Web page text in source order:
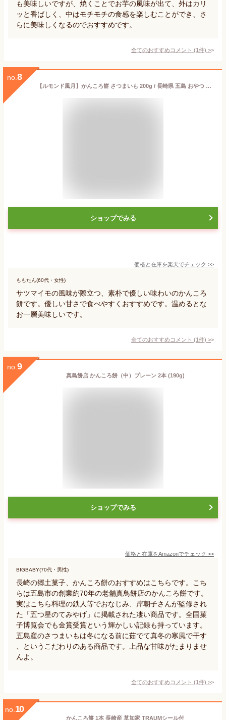
も美味しいですが、焼くことでお芋の風味が出て、外はカリ
ッと香ばしく、中はモチモチの食感を楽しむことができ、さ
らに美味しくなるのでおすすめです。
全てのおすすめコメント (1件) >
no. 8
【ルモンド風月】かんころ餅 さつまいも 200g / 長崎県 五島 おやつ 軽食 お土産 手みやげ デザート 和スイーツ かんころ餅 郷土食 伝統食 サツマイモ さつまいも いももち 餅
ショップでみる
価格と在庫を楽天でチェック >>
ももたん(60代・女性)
サツマイモの風味が際立つ、素朴で優しい味わいのかんころ
餅です。優しい甘さで食べやすくおすすめです。温めるとな
お一層美味しいです。
全てのおすすめコメント (1件) >
no. 9
真鳥餅店 かんころ餅（中）プレーン 2本 (190g)
ショップでみる
価格と在庫をAmazonでチェック >>
BIGBABY(70代・男性)
長崎の郷土菓子、かんころ餅のおすすめはこちらです。こち
らは五島市の創業約70年の老舗真鳥餅店のかんころ餅です。
実はこちら料理の鉄人等でおなじみ、岸朝子さんが監修され
た「五つ星のてみやげ」に掲載された凄い商品です。全国菓
子博覧会でも金賞受賞という輝かしい記録も持っています。
五島産のさつまいもは冬になる前に茹でて真冬の寒風で干す
、というこだわりのある商品です。上品な甘味がたまりませ
んよ。
全てのおすすめコメント (1件) >
no. 10
かんころ餅 1本 長崎産 草加家 TRAUMシール付